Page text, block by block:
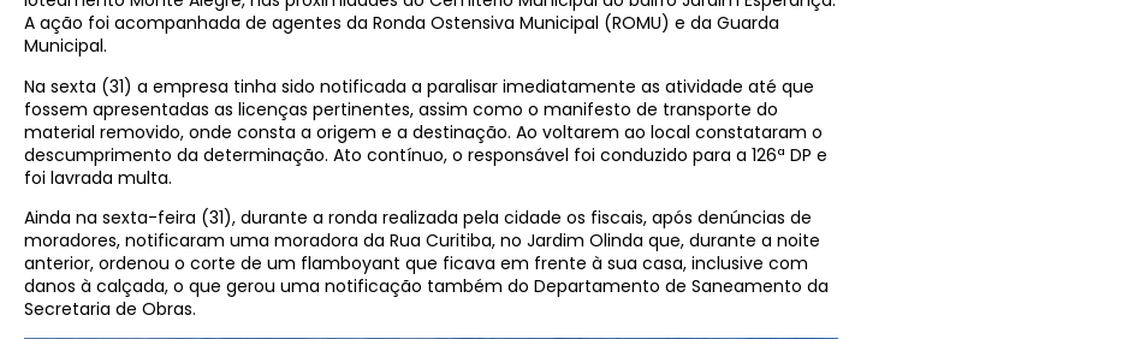
A ação foi acompanhada de agentes da Ronda Ostensiva Municipal (ROMU) e da Guarda
Municipal.
Na sexta (31) a empresa tinha sido notificada a paralisar imediatamente as atividade até que
fossem apresentadas as licenças pertinentes, assim como o manifesto de transporte do
material removido, onde consta a origem e a destinação. Ao voltarem ao local constataram o
descumprimento da determinação. Ato contínuo, o responsável foi conduzido para a 126ª DP e
foi lavrada multa.
Ainda na sexta-feira (31), durante a ronda realizada pela cidade os fiscais, após denúncias de
moradores, notificaram uma moradora da Rua Curitiba, no Jardim Olinda que, durante a noite
anterior, ordenou o corte de um flamboyant que ficava em frente à sua casa, inclusive com
danos à calçada, o que gerou uma notificação também do Departamento de Saneamento da
Secretaria de Obras.